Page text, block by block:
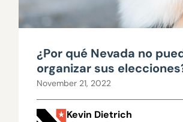
¿Por qué Nevada no
organizar sus
November 21, 2022
Kevin Dietrich